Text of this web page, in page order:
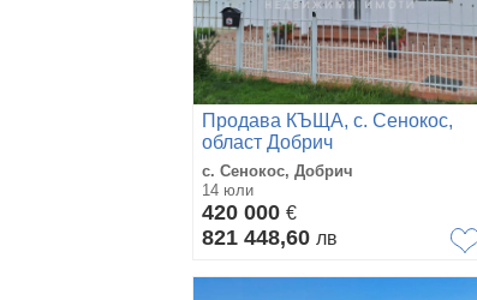
Продава КЪЩА, с. Сенокос,
област Добрич
с. Сенокос, Добрич
14 юли
420 000 €
821 448,60 лв